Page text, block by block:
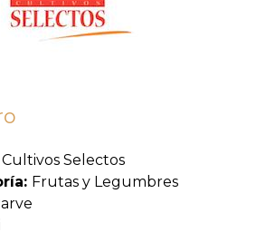
Cultivos Selectos
Frutas y Legumbres